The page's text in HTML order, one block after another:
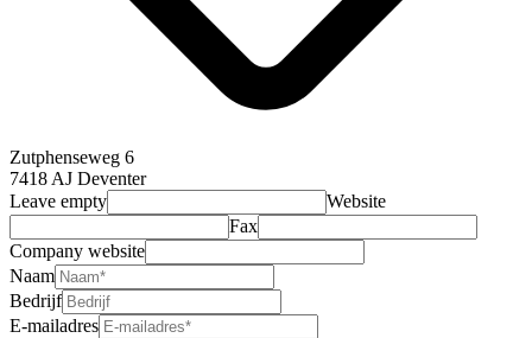
Zutphenseweg 6
7418 AJ Deventer
Leave empty
Website
Fax
Company website
Naam
Bedrijf
E-mailadres